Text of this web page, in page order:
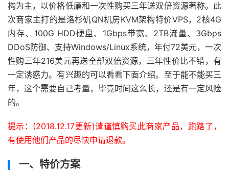
构为主，以价格低廉和一次性购买三年送双倍资源著称。此
次商家主打的是洛杉矶QN机房KVM架构特价VPS，2核4G
内存、100G HDD硬盘、1Gbps带宽、2TB流量、3Gbps
DDoS防御、支持Windows/Linux系统，年付72美元，一次
性购三年216美元再送全部双倍资源，三年性价比不错，有
一定诱惑力。有兴趣的可以看看下面介绍。至于能不能买三
年，这个需要自己考量，毕竟时间这么长，还是有一定风险
的。
提示：(2018.12.17更新)请谨慎购买此商家产品，跑路了，
有使用他们产品的尽快申请退款。
一、特价方案